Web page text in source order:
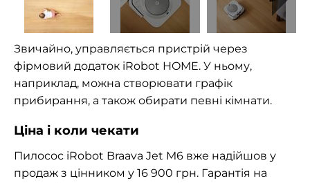
Звичайно, управляється пристрій через
фірмовий додаток iRobot HOME. У ньому,
наприклад, можна створювати графік
прибирання, а також обирати певні кімнати.
Ціна і коли чекати
Пилосос iRobot Braava Jet M6 вже надійшов у
продаж з цінником у 16 900 грн. Гарантія на